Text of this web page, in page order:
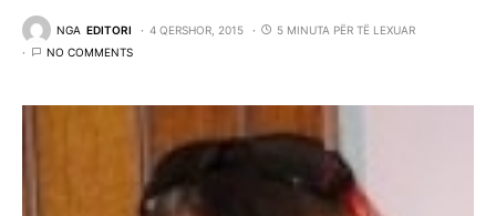
NGA EDITORI 4 QERSHOR, 2015
5 MINUTA PËR TË LEXUAR
NO COMMENTS